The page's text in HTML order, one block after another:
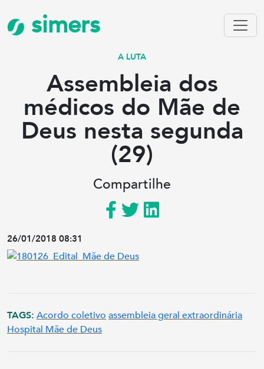
simers
A LUTA
Assembleia dos
médicos do Mãe de
Deus nesta segunda
(29)
Compartilhe
26/01/2018 08:31
TAGS: Acordo coletivo assembleia geral extraordinária
Hospital Mãe de Deus